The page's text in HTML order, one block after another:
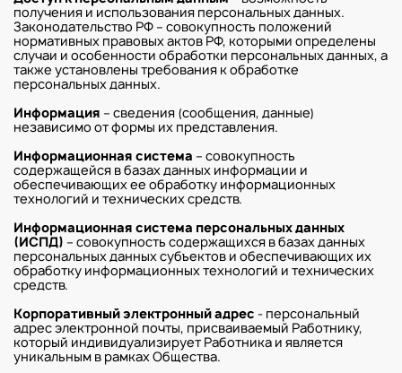
получения и использования персональных данных.
Законодательство РФ – совокупность положений
нормативных правовых актов РФ, которыми определены
случаи и особенности обработки персональных данных, а
также установлены требования к обработке
персональных данных.
Информация – сведения (сообщения, данные)
независимо от формы их представления.
Информационная система – совокупность
содержащейся в базах данных информации и
обеспечивающих ее обработку информационных
технологий и технических средств.
Информационная система персональных данных
(ИСПД) – совокупность содержащихся в базах данных
персональных данных субъектов и обеспечивающих их
обработку информационных технологий и технических
средств.
Корпоративный электронный адрес - персональный
адрес электронной почты, присваиваемый Работнику,
который индивидуализирует Работника и является
уникальным в рамках Общества.